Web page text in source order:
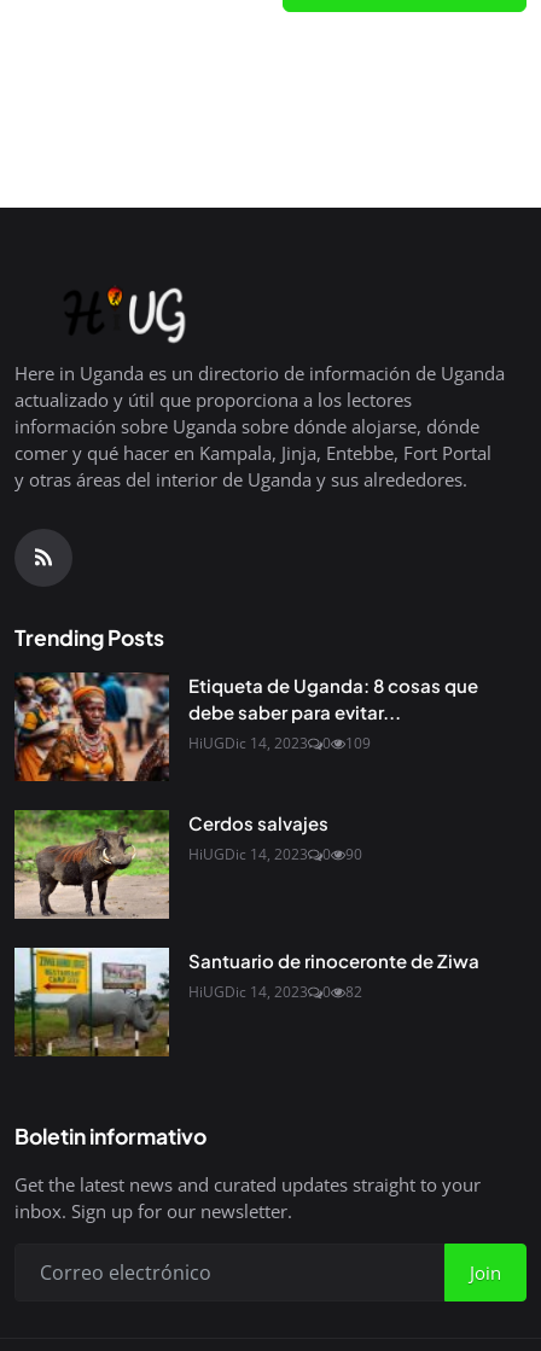
Here in Uganda es un directorio de información de Uganda
actualizado y útil que proporciona a los lectores
información sobre Uganda sobre dónde alojarse, dónde
comer y qué hacer en Kampala, Jinja, Entebbe, Fort Portal
y otras áreas del interior de Uganda y sus alrededores.
Trending Posts
Etiqueta de Uganda: 8 cosas que
debe saber para evitar...
HiUGDic 14, 2023 0 109
Cerdos salvajes
HiUGDic 14, 2023 0 90
Santuario de rinoceronte de Ziwa
HiUGDic 14, 2023 0 82
Boletin informativo
Get the latest news and curated updates straight to your
inbox. Sign up for our newsletter.
Join